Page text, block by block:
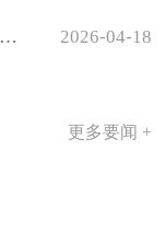
福州黎明职业技术学院办公室关于2026年劳动节放假安排的通知 2026-04-18
更多要闻 +